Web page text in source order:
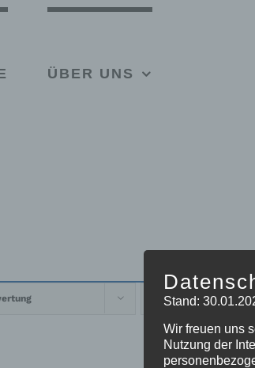
ÜBER UNS
Zeige32
Stand:
Wir freuen uns
Nutzung der